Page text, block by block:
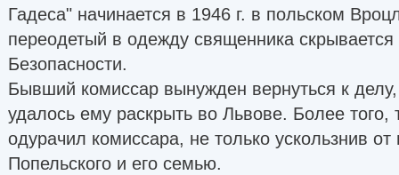
Гадеса" начинается в 1946 г. в польском
переодетый в одежду священника
Безопасности.
Бывший комиссар вынужден вернуться к
удалось ему раскрыть во Львове. Более того,
одурачил комиссара, не только ускользнив от
Попельского и его семью.